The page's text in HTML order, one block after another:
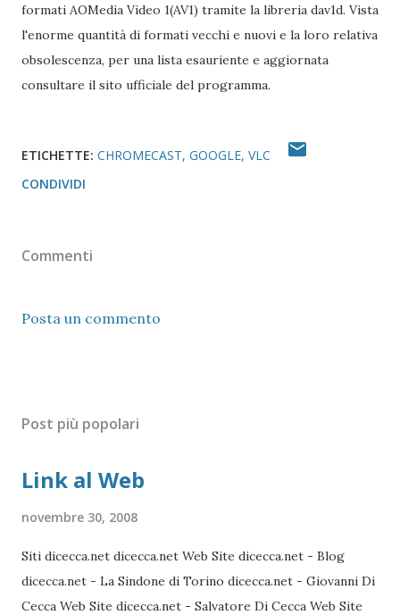
formati AOMedia Video 1(AV1) tramite la libreria dav1d. Vista
l'enorme quantità di formati vecchi e nuovi e la loro relativa
obsolescenza, per una lista esauriente e aggiornata
consultare il sito ufficiale del programma.
ETICHETTE: CHROMECAST GOOGLE VLC
CONDIVIDI
Commenti
Posta un commento
Post più popolari
Link al Web
novembre 30, 2008
Siti dicecca.net dicecca.net Web Site dicecca.net - Blog
dicecca.net - La Sindone di Torino dicecca.net - Giovanni Di
Cecca Web Site dicecca.net - Salvatore Di Cecca Web Site